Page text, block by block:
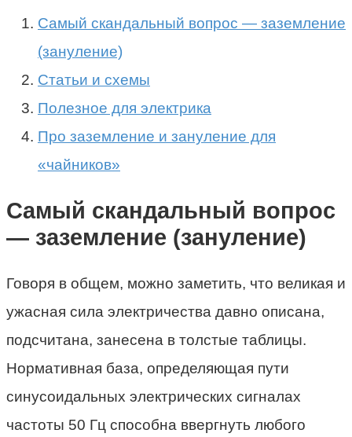
Самый скандальный вопрос — заземление
(зануление)
Статьи и схемы
Полезное для электрика
Про заземление и зануление для
«чайников»
Самый скандальный вопрос
— заземление (зануление)
Говоря в общем, можно заметить, что великая и
ужасная сила электричества давно описана,
подсчитана, занесена в толстые таблицы.
Нормативная база, определяющая пути
синусоидальных электрических сигналах
частоты 50 Гц способна ввергнуть любого